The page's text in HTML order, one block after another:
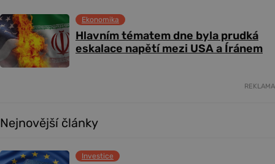
Hlavním tématem dne byla prudká
eskalace napětí mezi USA a Íránem
Ekonomika
REKLAMA
Nejnovější články
Investice